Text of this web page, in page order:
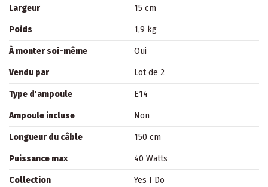
Largeur 15 cm
Poids 1,9 kg
À monter soi-même Oui
Vendu par Lot de 2
Type d'ampoule E14
Ampoule incluse Non
Longueur du câble 150 cm
Puissance max 40 Watts
Collection Yes I Do